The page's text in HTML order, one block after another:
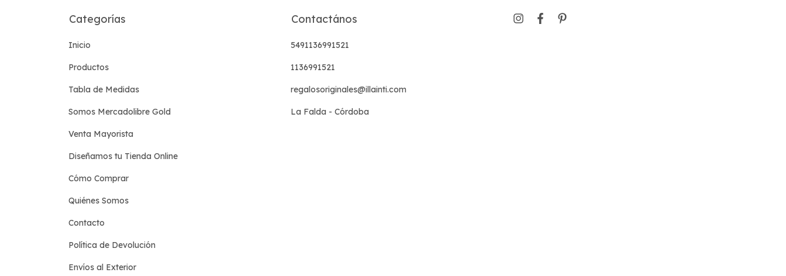
Categorías
Inicio
Productos
Tabla de Medidas
Somos Mercadolibre Gold
Venta Mayorista
Diseñamos tu Tienda Online
Cómo Comprar
Quiénes Somos
Contacto
Política de Devolución
Envíos al Exterior
Contactános
5491136991521
1136991521
regalosoriginales@illainti.com
La Falda - Córdoba